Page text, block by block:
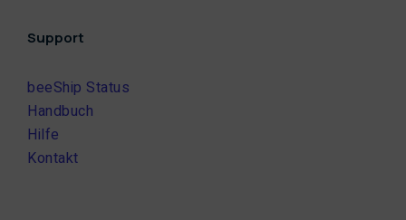
Support
beeShip Status
Handbuch
Hilfe
Kontakt